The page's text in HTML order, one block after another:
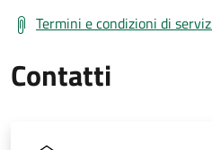
Termini e condizioni di
Contatti